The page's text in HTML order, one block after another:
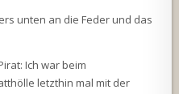
unten an die Feder und das
Ich war beim
letzthin mal mit der